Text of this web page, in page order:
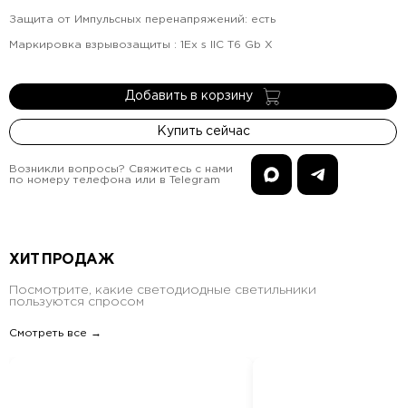
Защита от Импульсных перенапряжений: есть
Маркировка взрывозащиты : 1Ex s IIC T6 Gb X
Добавить в корзину
Купить сейчас
Возникли вопросы? Свяжитесь с нами
по номеру телефона или в Telegram
ХИТ ПРОДАЖ
Посмотрите, какие светодиодные светильники
пользуются спросом
Смотреть все →